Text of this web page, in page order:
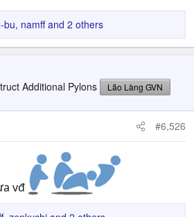
bu, namffand 2 others
Additional Pylons Lão Làng GVN
#6,526
vđ